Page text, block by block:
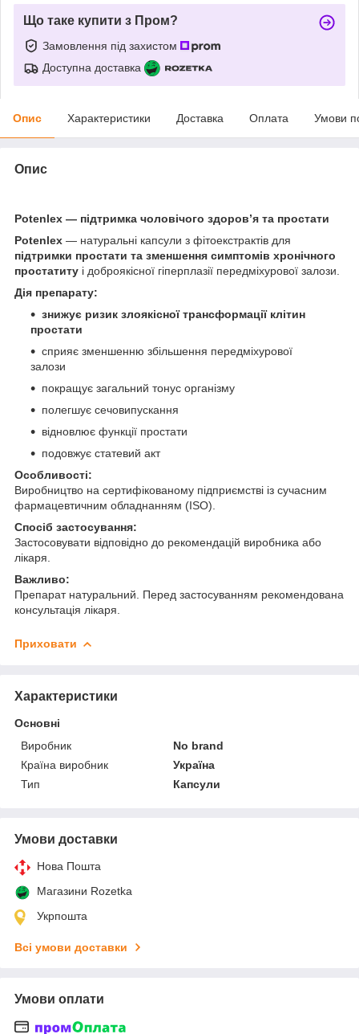
Що таке купити з Пром?
Замовлення під захистом
Доступна доставка
Опис Характеристики Доставка Оплата Умови
Опис
Potenlex — підтримка чоловічого здоров’я та простати
Potenlex — натуральні капсули з фітоекстрактів для
підтримки простати та зменшення симптомів хронічного
простатиту і доброякісної гіперплазії передміхурової залози.
Дія препарату:
знижує ризик злоякісної трансформації клітин
простати
сприяє зменшенню збільшення передміхурової
залози
покращує загальний тонус організму
полегшує сечовипускання
відновлює функції простати
подовжує статевий акт
Особливості:
Виробництво на сертифікованому підприємстві із сучасним
фармацевтичним обладнанням (ISO).
Спосіб застосування:
Застосовувати відповідно до рекомендацій виробника або
лікаря.
Важливо:
Препарат натуральний. Перед застосуванням рекомендована
консультація лікаря.
Приховати
Характеристики
Основні
Виробник
No brand
Країна виробник
Україна
Тип
Капсули
Умови доставки
Нова Пошта
Магазини Rozetka
Укрпошта
Всі умови доставки
Умови оплати